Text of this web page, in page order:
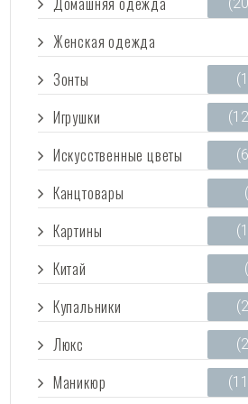
Женская одежда
Зонты
Игрушки
Искусственные цветы
Канцтовары
Картины
Китай
Купальники
Люкс
Маникюр